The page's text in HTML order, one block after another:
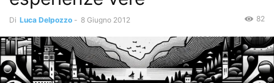
Di Luca Delpozzo - 8 Giugno 2012 82